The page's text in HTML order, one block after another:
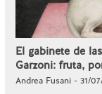
El gabinete de
Garzoni: fruta,
Andrea Fusani - 31/